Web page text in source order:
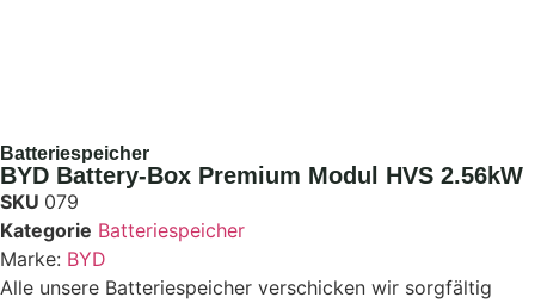
Batteriespeicher
BYD Battery-Box Premium Modul HVS 2.56kW
SKU 079
Kategorie Batteriespeicher
Marke: BYD
Alle unsere Batteriespeicher verschicken wir sorgfältig